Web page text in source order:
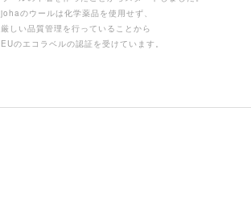
johaのウールは化学薬品を使用せず、
厳しい品質管理を行っていることから
EUのエコラベルの認証を受けています。